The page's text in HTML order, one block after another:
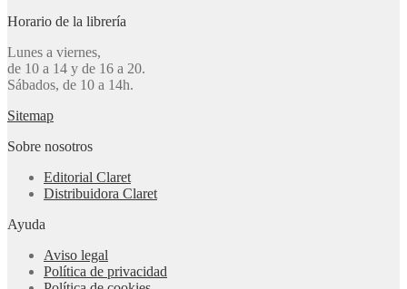
Horario de la librería
Lunes a viernes,
de 10 a 14 y de 16 a 20.
Sábados, de 10 a 14h.
Sitemap
Sobre nosotros
Editorial Claret
Distribuidora Claret
Ayuda
Aviso legal
Política de privacidad